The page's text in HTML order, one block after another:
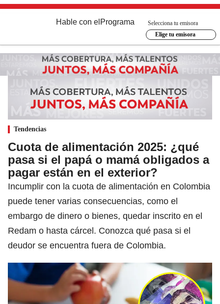
Hable con el Programa
Selecciona tu emisora
Elige tu emisora
Tendencias
Cuota de alimentación 2025: ¿qué
pasa si el papá o mamá obligados a
pagar están en el exterior?
Incumplir con la cuota de alimentación en Colombia
puede tener varias consecuencias, como el
embargo de dinero o bienes, quedar inscrito en el
Redam o hasta cárcel. Conozca qué pasa si el
deudor se encuentra fuera de Colombia.